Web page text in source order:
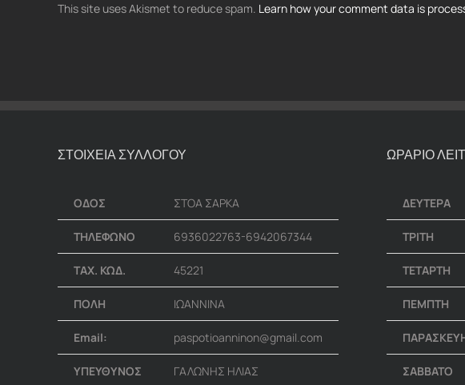
This site uses Akismet to reduce spam. Learn how your comment data is
ΣΤΟΙΧΕΙΑ ΣΥΛΛΟΓΟΥ
ΟΔΟΣ ΣΤΟΑ ΣΑΡΚΑ
ΤΗΛΕΦΩΝΟ 6936022763-6942067344
ΤΑΧ. ΚΩΔ. 45221
ΠΟΛΗ ΙΩΑΝΝΙΝΑ
Email: paspotioanninon@gmail.com
ΥΠΕΥΘΥΝΟΣ ΓΑΛΩΝΗΣ ΗΛΙΑΣ
ΩΡΑΡΙΟ
ΔΕΥΤΕΡΑ
ΤΡΙΤΗ
ΤΕΤΑΡΤΗ
ΠΕΜΠΤΗ
ΣΑΒΒΑΤΟ